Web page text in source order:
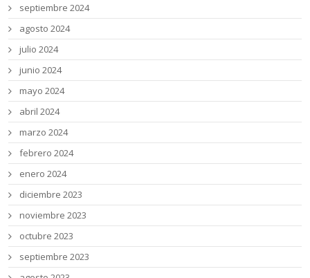
septiembre 2024
agosto 2024
julio 2024
junio 2024
mayo 2024
abril 2024
marzo 2024
febrero 2024
enero 2024
diciembre 2023
noviembre 2023
octubre 2023
septiembre 2023